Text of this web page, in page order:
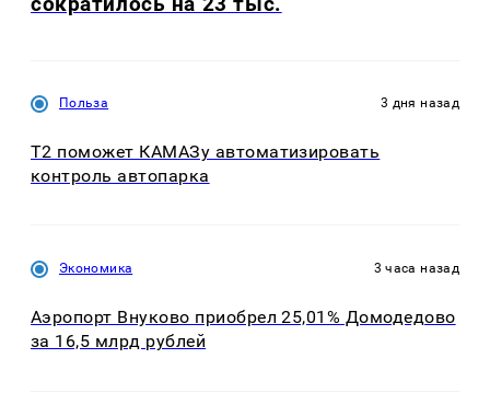
Польза 3 дня назад
T2 поможет КАМАЗу автоматизировать
контроль автопарка
Экономика 3 часа назад
Аэропорт Внуково приобрел 25,01% Домодедово
за 16,5 млрд рублей